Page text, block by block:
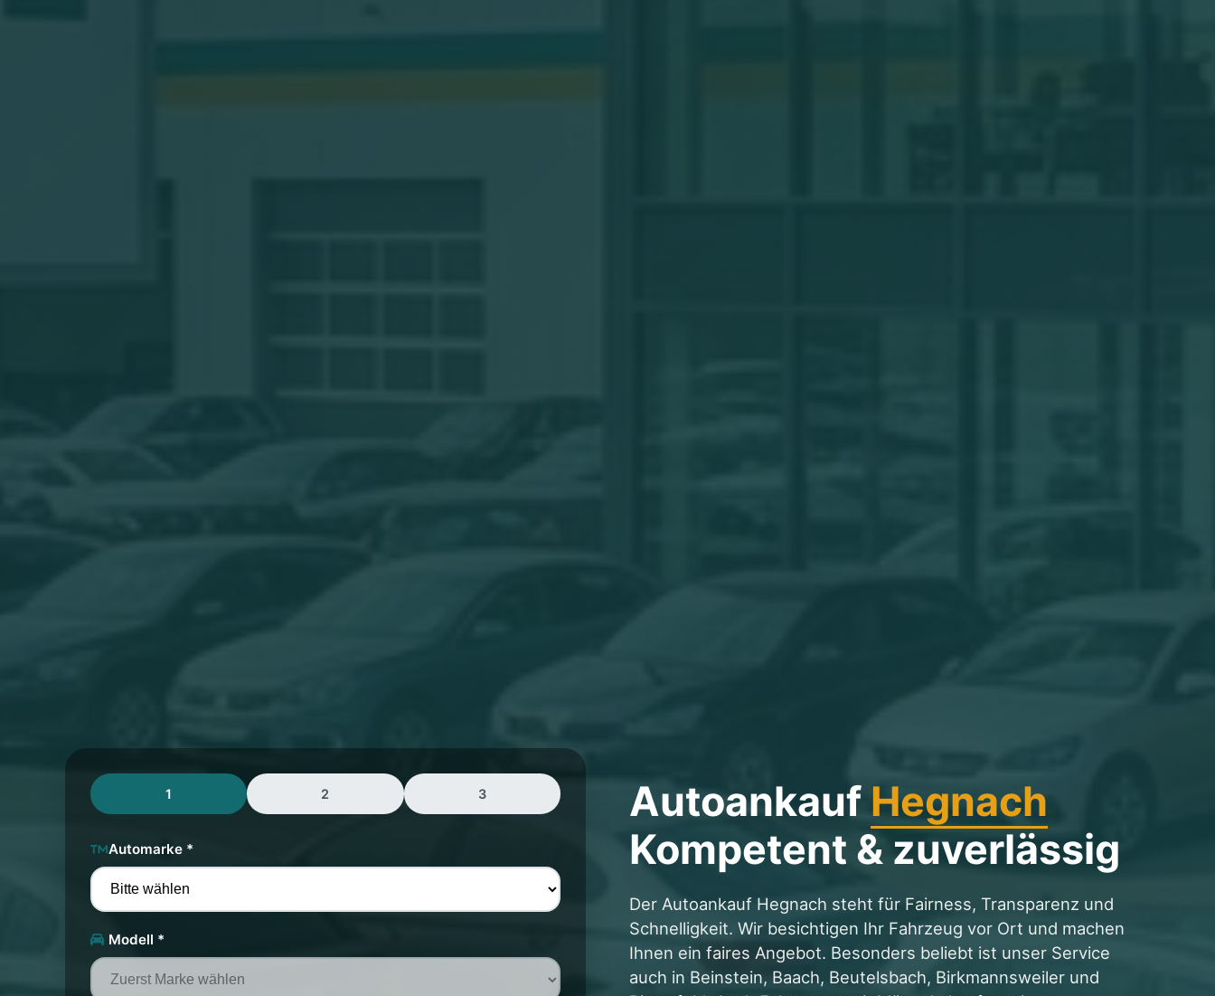
1 2 3
Automarke *
Modell *
Autoankauf Hegnach
Kompetent & zuverlässig
Der Autoankauf Hegnach steht für Fairness, Transparenz und
Schnelligkeit. Wir besichtigen Ihr Fahrzeug vor Ort und machen
Ihnen ein faires Angebot. Besonders beliebt ist unser Service
auch in Beinstein, Baach, Beutelsbach, Birkmannsweiler und